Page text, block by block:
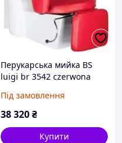
Перукарська мийка BS
luigi br 3542 czerwona
Під замовлення
38 320₴
Купити